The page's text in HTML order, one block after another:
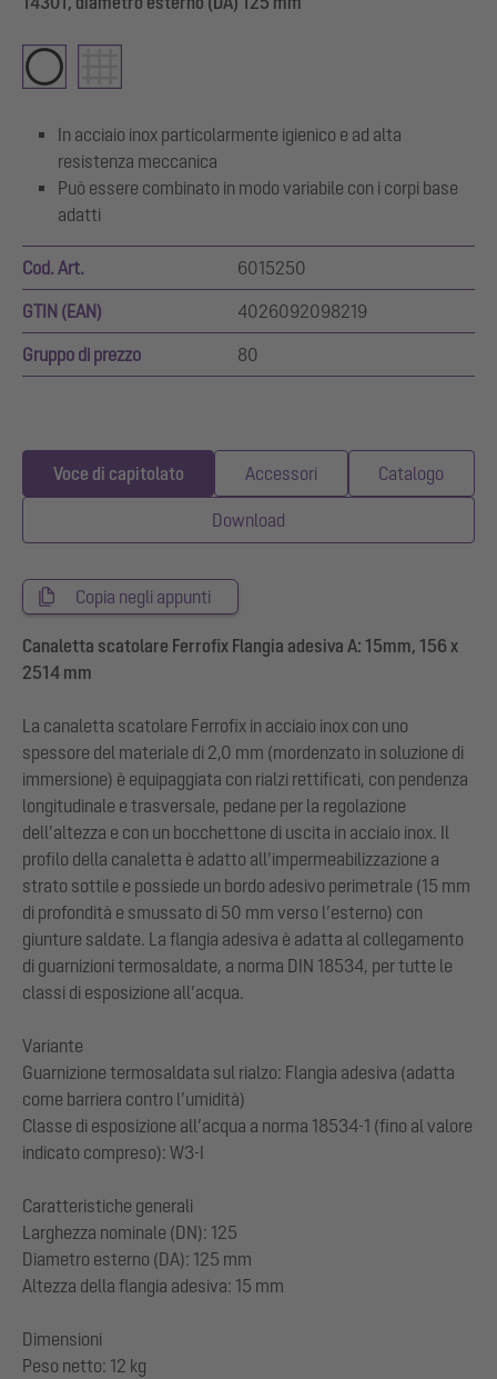
In acciaio inox particolarmente igienico e ad alta
resistenza meccanica
Può essere combinato in modo variabile con i corpi base
adatti
Cod. Art. 6015250
GTIN (EAN) 4026092098219
Gruppo di prezzo 80
Voce di capitolato Accessori Catalogo
Download
Copia negli appunti
Canaletta scatolare Ferrofix Flangia adesiva A: 15mm, 156 x
2514 mm
La canaletta scatolare Ferrofix in acciaio inox con uno
spessore del materiale di 2,0 mm (mordenzato in soluzione di
immersione) è equipaggiata con rialzi rettificati, con pendenza
longitudinale e trasversale, pedane per la regolazione
dell’altezza e con un bocchettone di uscita in acciaio inox. Il
profilo della canaletta è adatto all’impermeabilizzazione a
strato sottile e possiede un bordo adesivo perimetrale (15 mm
di profondità e smussato di 50 mm verso l’esterno) con
giunture saldate. La flangia adesiva è adatta al collegamento
di guarnizioni termosaldate, a norma DIN 18534, per tutte le
classi di esposizione all’acqua.
Variante
Guarnizione termosaldata sul rialzo: Flangia adesiva (adatta
come barriera contro l’umidità)
Classe di esposizione all’acqua a norma 18534-1 (fino al valore
indicato compreso): W3-I
Caratteristiche generali
Larghezza nominale (DN): 125
Diametro esterno (DA): 125 mm
Altezza della flangia adesiva: 15 mm
Dimensioni
Peso netto: 12 kg